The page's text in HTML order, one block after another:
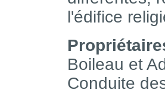
l'édifice
Boileau et
Conduite